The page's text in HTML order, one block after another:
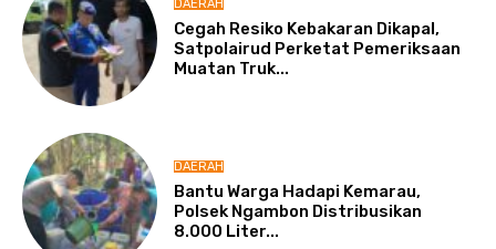
DAERAH
Cegah Resiko Kebakaran Dikapal,
Satpolairud Perketat Pemeriksaan
Muatan Truk...
DAERAH
Bantu Warga Hadapi Kemarau,
Polsek Ngambon Distribusikan
8.000 Liter...